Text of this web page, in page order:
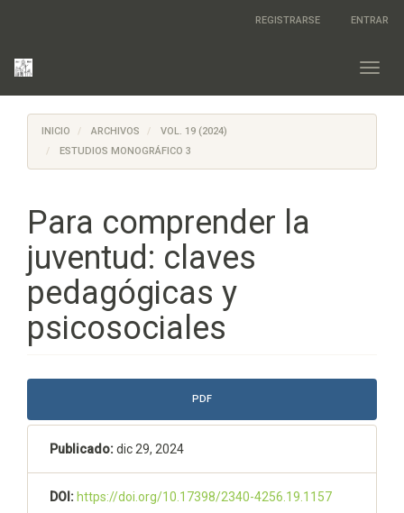
contenido
la
página
Navegación
principal
Contenido
lateral
REGISTRARSE ENTRAR
INICIO ARCHIVOS
VOL. 19 (2024)
ESTUDIOS MONOGRÁFICO 3
Para comprender la
juventud: claves
pedagógicas y
psicosociales
Barra
lateral
del
artículo
PDF
Publicado:dic 29, 2024
DOI: https://doi.org/10.17398/2340-4256.19.1157